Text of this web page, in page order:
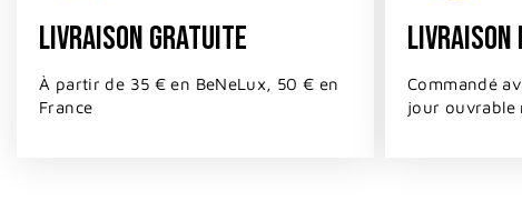
LIVRAISON GRATUITE
À partir de 35 € en BeNeLux, 50 € en
France
LIVRAISON
Commandé
jour ouvrable